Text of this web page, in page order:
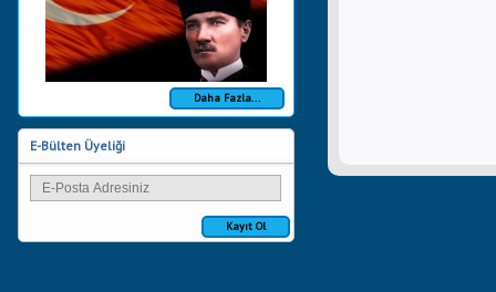
Daha Fazla...
E-Bülten Üyeliği
Kayıt Ol